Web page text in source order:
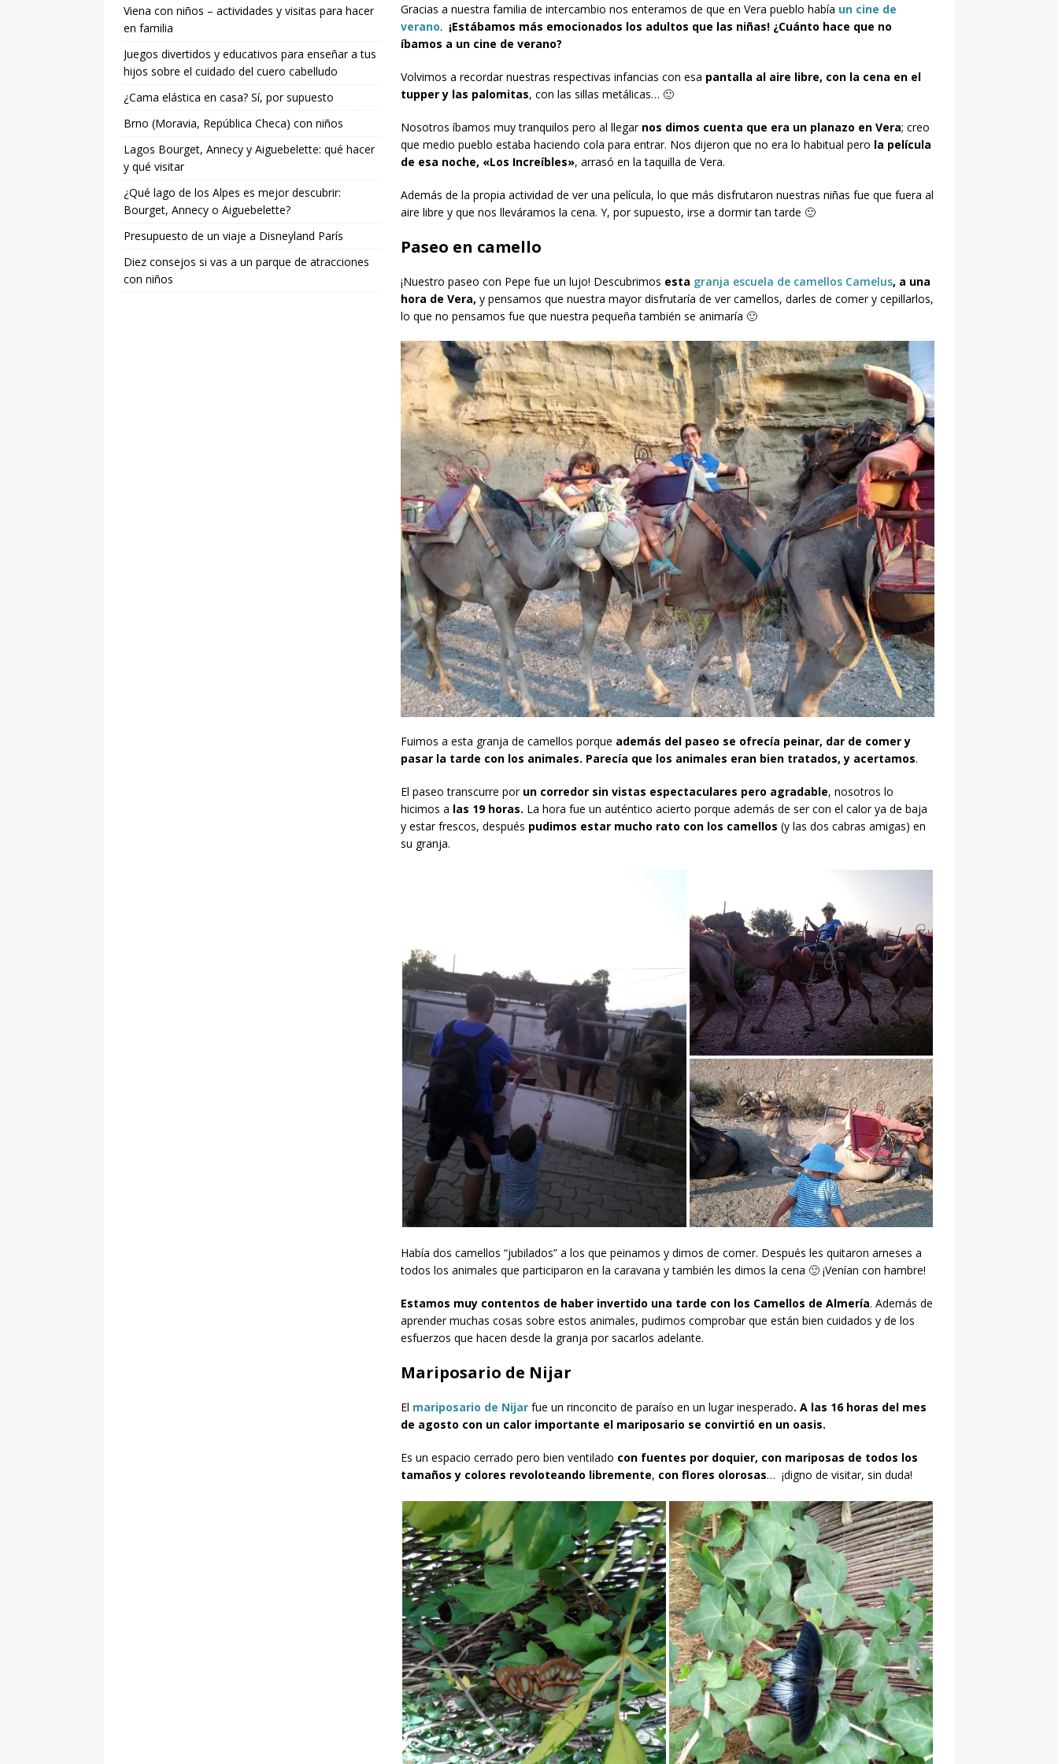
Gracias a nuestra familia de intercambio nos enteramos de que en Vera pueblo había un cine de
verano. ¡Estábamos más emocionados los adultos que las niñas! ¿Cuánto hace que no
íbamos a un cine de verano?
Volvimos a recordar nuestras respectivas infancias con esa pantalla al aire libre, con la cena en el
tupper y las palomitas, con las sillas metálicas… 🙂
Nosotros íbamos muy tranquilos pero al llegar nos dimos cuenta que era un planazo en Vera; creo
que medio pueblo estaba haciendo cola para entrar. Nos dijeron que no era lo habitual pero la película
de esa noche, «Los Increíbles», arrasó en la taquilla de Vera.
Además de la propia actividad de ver una película, lo que más disfrutaron nuestras niñas fue que fuera al
aire libre y que nos lleváramos la cena. Y, por supuesto, irse a dormir tan tarde 🙂
Paseo en camello
¡Nuestro paseo con Pepe fue un lujo! Descubrimos esta granja escuela de camellos Camelus, a una
hora de Vera, y pensamos que nuestra mayor disfrutaría de ver camellos, darles de comer y cepillarlos,
lo que no pensamos fue que nuestra pequeña también se animaría 🙂
Fuimos a esta granja de camellos porque además del paseo se ofrecía peinar, dar de comer y
pasar la tarde con los animales. Parecía que los animales eran bien tratados, y acertamos.
El paseo transcurre por un corredor sin vistas espectaculares pero agradable, nosotros lo
hicimos a las 19 horas. La hora fue un auténtico acierto porque además de ser con el calor ya de baja
y estar frescos, después pudimos estar mucho rato con los camellos (y las dos cabras amigas) en
su granja.
Había dos camellos “jubilados” a los que peinamos y dimos de comer. Después les quitaron arneses a
todos los animales que participaron en la caravana y también les dimos la cena 🙂 ¡Venían con hambre!
Estamos muy contentos de haber invertido una tarde con los Camellos de Almería. Además de
aprender muchas cosas sobre estos animales, pudimos comprobar que están bien cuidados y de los
esfuerzos que hacen desde la granja por sacarlos adelante.
Mariposario de Nijar
El mariposario de Nijarfue un rinconcito de paraíso en un lugar inesperado. A las 16 horas del mes
de agosto con un calor importante el mariposario se convirtió en un oasis.
Es un espacio cerrado pero bien ventilado con fuentes por doquier, con mariposas de todos los
tamaños y colores revoloteando libremente, con flores olorosas… ¡digno de visitar, sin duda!
Viena con niños – actividades y visitas para hacer
en familia
Juegos divertidos y educativos para enseñar a tus
hijos sobre el cuidado del cuero cabelludo
¿Cama elástica en casa? Sí, por supuesto
Brno (Moravia, República Checa) con niños
Lagos Bourget, Annecy y Aiguebelette: qué hacer
y qué visitar
¿Qué lago de los Alpes es mejor descubrir:
Bourget, Annecy o Aiguebelette?
Presupuesto de un viaje a Disneyland París
Diez consejos si vas a un parque de atracciones
con niños